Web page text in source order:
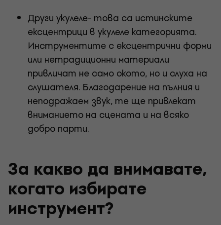
Други укулеле- това са истинските
ексцентрици в укулеле категорията.
Инструментите с ексцентрични форми
или нетрадиционни материали
привличат не само окото, но и слуха на
слушателя. Благодарение на пълния и
неподражаем звук, те ще привлекат
вниманието на сцената и на всяко
добро парти.
За какво да внимавате,
когато избирате
инструмент?